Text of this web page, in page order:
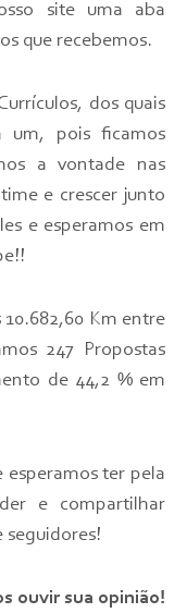
site uma aba
que recebemos.
dos quais
um, pois ficamos
a vontade nas
e crescer junto
e esperamos em
Km entre
247 Propostas
de 44,2 % em
esperamos ter pela
e compartilhar
seguidores!
ouvir sua opinião!